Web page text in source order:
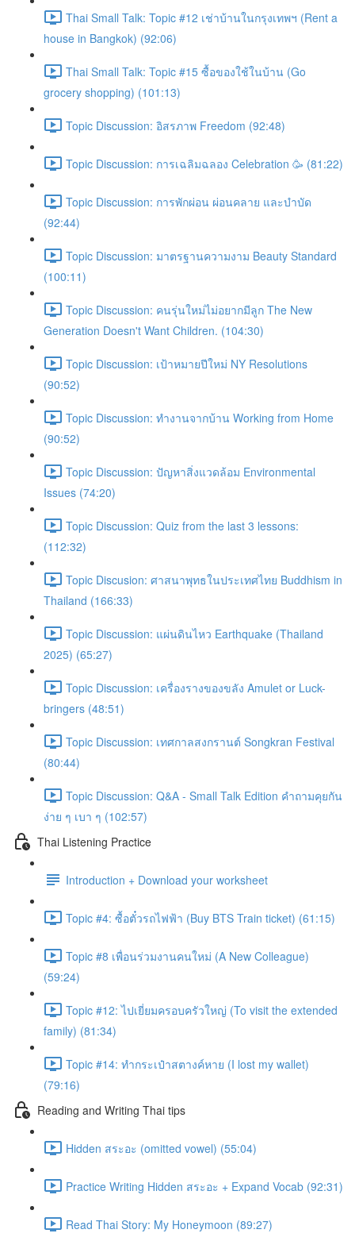
Thai Small Talk: Topic #12 เช่าบ้านในกรุงเทพฯ (Rent a
house in Bangkok) (92:06)
Thai Small Talk: Topic #15 ซื้อของใช้ในบ้าน (Go
grocery shopping) (101:13)
Topic Discussion: อิสรภาพ Freedom (92:48)
Topic Discussion: การเฉลิมฉลอง Celebration 🥳 (81:22)
Topic Discussion: การพักผ่อน ผ่อนคลาย และบำบัด
(92:44)
Topic Discussion: มาตรฐานความงาม Beauty Standard
(100:11)
Topic Discussion: คนรุ่นใหม่ไม่อยากมีลูก The New
Generation Doesn't Want Children. (104:30)
Topic Discussion: เป้าหมายปีใหม่ NY Resolutions
(90:52)
Topic Discussion: ทำงานจากบ้าน Working from Home
(90:52)
Topic Discussion: ปัญหาสิ่งแวดล้อม Environmental
Issues (74:20)
Topic Discussion: Quiz from the last 3 lessons:
(112:32)
Topic Discusion: ศาสนาพุทธในประเทศไทย Buddhism in
Thailand (166:33)
Topic Discussion: แผ่นดินไหว Earthquake (Thailand
2025) (65:27)
Topic Discussion: เครื่องรางของขลัง Amulet or Luck-
bringers (48:51)
Topic Discussion: เทศกาลสงกรานต์ Songkran Festival
(80:44)
Topic Discussion: Q&A - Small Talk Edition คำถามคุยกัน
ง่าย ๆ เบา ๆ (102:57)
Thai Listening Practice
Introduction + Download your worksheet
Topic #4: ซื้อตั๋วรถไฟฟ้า (Buy BTS Train ticket) (61:15)
Topic #8 เพื่อนร่วมงานคนใหม่ (A New Colleague)
(59:24)
Topic #12: ไปเยี่ยมครอบครัวใหญ่ (To visit the extended
family) (81:34)
Topic #14: ทำกระเป๋าสตางค์หาย (I lost my wallet)
(79:16)
Reading and Writing Thai tips
Hidden สระอะ (omitted vowel) (55:04)
Practice Writing Hidden สระอะ + Expand Vocab (92:31)
Read Thai Story: My Honeymoon (89:27)